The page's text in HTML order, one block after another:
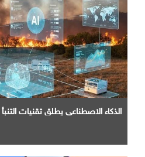
الذكاء الاصطناعي يطلق تقنيات التنبأ